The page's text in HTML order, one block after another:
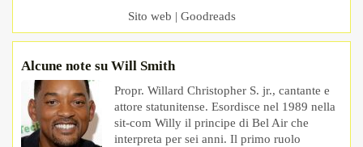
Sito web | Goodreads
Alcune note su Will Smith
Propr. Willard Christopher S. jr., cantante e
attore statunitense. Esordisce nel 1989 nella
sit-com Willy il principe di Bel Air che
interpreta per sei anni. Il primo ruolo